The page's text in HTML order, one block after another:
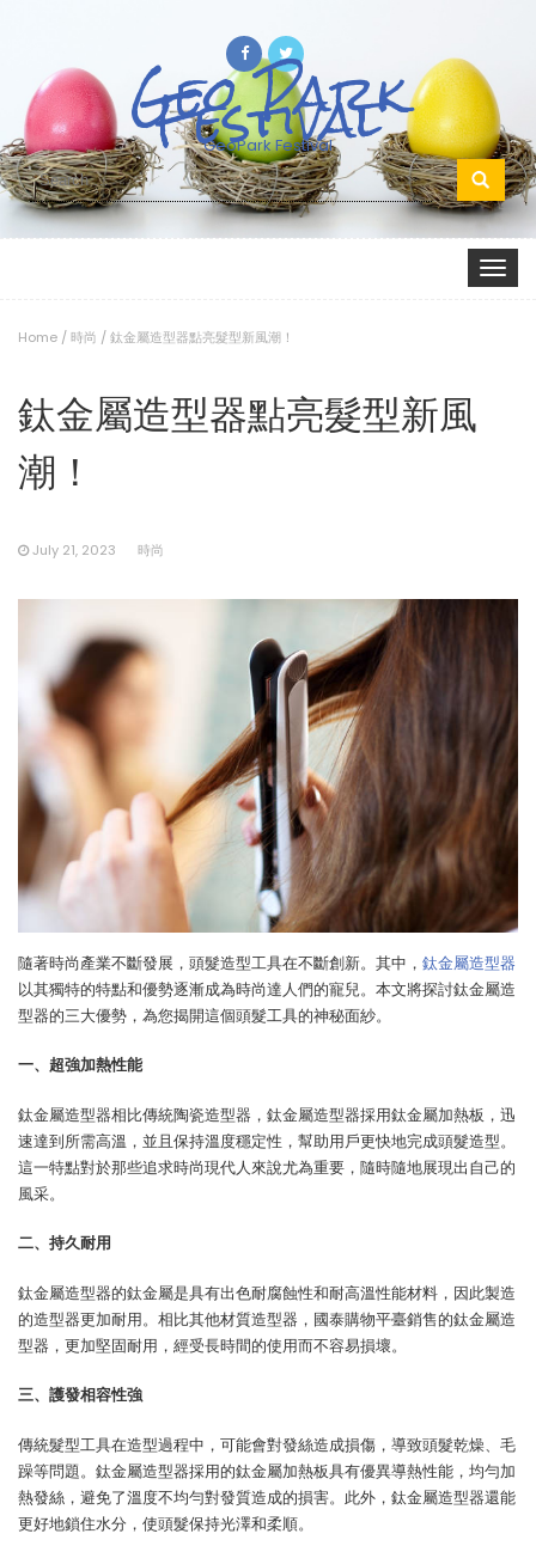
Geo Park
Festival
GeoPark Festival
Search
for:
Toggle
Home /時尚 /鈦金屬造型器點亮髮型新風潮！
鈦金屬造型器點亮髮型新風
潮！
July 21, 2023 時尚
隨著時尚產業不斷發展，頭髮造型工具在不斷創新。其中， 鈦金屬造型器
以其獨特的特點和優勢逐漸成為時尚達人們的寵兒。本文將探討鈦金屬造
型器的三大優勢，為您揭開這個頭髮工具的神秘面紗。
一、超強加熱性能
鈦金屬造型器相比傳統陶瓷造型器，鈦金屬造型器採用鈦金屬加熱板，迅
速達到所需高溫，並且保持溫度穩定性，幫助用戶更快地完成頭髮造型。
這一特點對於那些追求時尚現代人來說尤為重要，隨時隨地展現出自己的
風采。
二、持久耐用
鈦金屬造型器的鈦金屬是具有出色耐腐蝕性和耐高溫性能材料，因此製造
的造型器更加耐用。相比其他材質造型器，國泰購物平臺銷售的鈦金屬造
型器，更加堅固耐用，經受長時間的使用而不容易損壞。
三、護發相容性強
傳統髮型工具在造型過程中，可能會對發絲造成損傷，導致頭髮乾燥、毛
躁等問題。鈦金屬造型器採用的鈦金屬加熱板具有優異導熱性能，均勻加
熱發絲，避免了溫度不均勻對發質造成的損害。此外，鈦金屬造型器還能
更好地鎖住水分，使頭髮保持光澤和柔順。